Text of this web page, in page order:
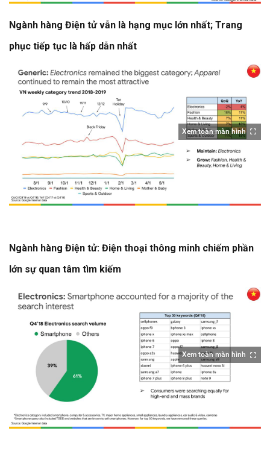
Ngành hàng Điện tử vẫn là hạng mục lớn nhất; Trang
phục tiếp tục là hấp dẫn nhất
Xem toàn màn hình
Ngành hàng Điện tử: Điện thoại thông minh chiếm phần
lớn sự quan tâm tìm kiếm
Xem toàn màn hình